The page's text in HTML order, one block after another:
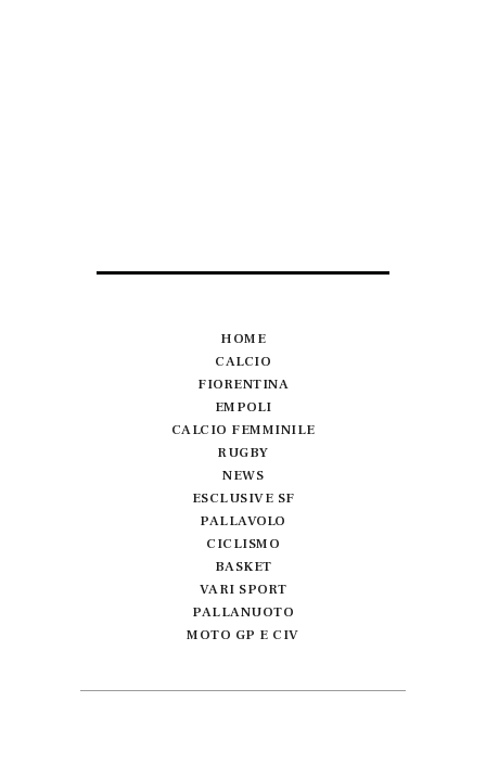
HOME
CALCIO
FIORENTINA
EMPOLI
CALCIO FEMMINILE
RUGBY
NEWS
ESCLUSIVE SF
PALLAVOLO
CICLISMO
BASKET
VARI SPORT
PALLANUOTO
MOTO GP E CIV